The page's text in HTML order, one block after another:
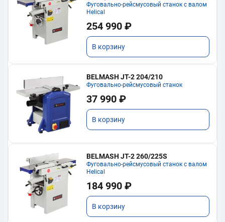
Фуговально-рейсмусовый станок с валом
Helical
254 990 ₽
В корзину
BELMASH JT-2 204/210
Фуговально-рейсмусовый станок
37 990 ₽
В корзину
BELMASH JT-2 260/225S
Фуговально-рейсмусовый станок с валом
Helical
184 990 ₽
В корзину